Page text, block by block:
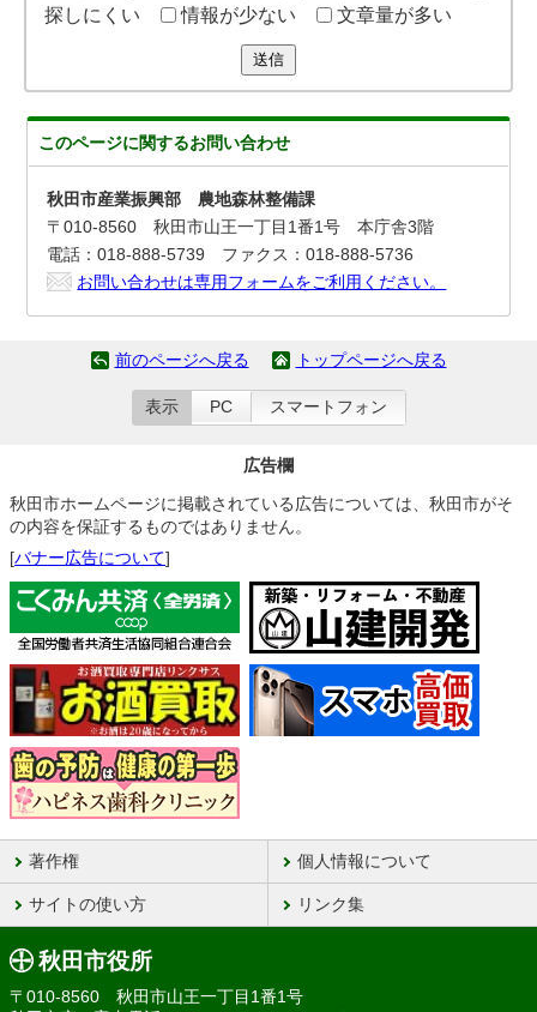
探しにくい
情報が少ない 文章量が多い
送信
このページに関するお問い合わせ
秋田市産業振興部 農地森林整備課
〒010-8560 秋田市山王一丁目1番1号 本庁舎3階
電話：018-888-5739 ファクス：018-888-5736
お問い合わせは専用フォームをご利用ください。
前のページへ戻る トップページへ戻る
表示 PC スマートフォン
広告欄
秋田市ホームページに掲載されている広告については、秋田市がそ
の内容を保証するものではありません。
[バナー広告について]
著作権 個人情報について
サイトの使い方 リンク集
秋田市役所
〒010-8560 秋田市山王一丁目1番1号